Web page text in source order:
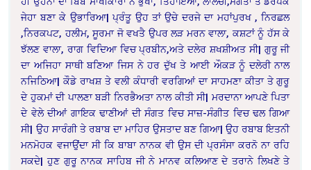
ਜੇਹਾ ਬਣਾ ਕੇ ਉਭਾਰਿਆ| ਪ੍ਰੰਤੂ ਉਹ ਤਾਂ ਉਚੇ ਦਰਜੇ ਦਾ ਮਹਾਂਪੁਰਖ , ਨਿਰਛਲ
,ਨਿਰਕਪਟ, ਹਲੀਮ, ਸੂਰਮਾ ਜੋ ਵਖਤੈ ਉਪਰ ਲੜ ਮਰਨ ਵਾਲਾ, ਕਸ਼ਟਾਂ ਨੂੰ ਹੱਸ ਕੇ
ਝੱਲਣ ਵਾਲਾ, ਰਾਗ ਵਿਦਿਆ ਵਿਚ ਪ੍ਰਬੀਨ,ਅਤੇ ਦਲੇਰ ਸ਼ਖਸ਼ੀਅਤ ਸੀ| ਗੁਰੂ ਜੀ
ਦਾ ਅਜਿਹਾ ਸਾਥੀ ਬਣਿਆ ਜਿਸ ਨੇ ਹਰ ਦੁੱਖ ਤੇ ਆਈ ਔਕੜ ਨੂੰ ਦਲੇਰੀ ਨਾਲ
ਨਜਿਠਿਆ| ਕੌਡੇ ਰਾਖਸ਼ ਤੇ ਵਲੀ ਕੰਧਾਰੀ ਵਰਗਿਆਂ ਦਾ ਸਾਹਮਣਾ ਕੀਤਾ ਤੇ ਗੁਰੂ
ਦੇ ਹੁਕਮਾਂ ਦੀ ਪਾਲਣਾ ਬੜੀ ਨਿਰਭੈਅਤਾ ਨਾਲ ਕੀਤੀ ਸੀ| ਮਰਦਾਨਾ ਆਪਣੇ ਪਿਤਾ
ਦੇ ਵੇਲੇ ਦੀਆਂ ਗਾਇਕ ਢਾਣੀਆਂ ਦੀ ਸੰਗਤ ਵਿਚ ਸਾਜ਼-ਸੰਗੀਤ ਵਿਚ ਢਲ ਗਿਆ
ਸੀ| ਉਹ ਸਾਰੰਗੀ ਤੇ ਰਬਾਬ ਦਾ ਮਾਹਿਰ ਉਸਤਾਦ ਬਣ ਗਿਆ| ਉਹ ਰਬਾਬ ਇਤਨੀ
ਮਨਮੋਹਕ ਵਜਾਉਂਦਾ ਸੀ ਕਿ ਬਾਬਾ ਨਾਨਕ ਵੀ ਉਸ ਦੀ ਪ੍ਰਸੰਸਾ ਕਰਨੋ ਨਾ ਰਹਿ
ਸਕਦੇ| ਹੁਣ ਗੁਰੂ ਨਾਨਕ ਸਾਹਿਬ ਜੀ ਨੇ ਮਾਨਵ ਕਲਿਆਣ ਦੇ ਤਰਾਨੇ ਲਿਖਣੇ ਤੇ